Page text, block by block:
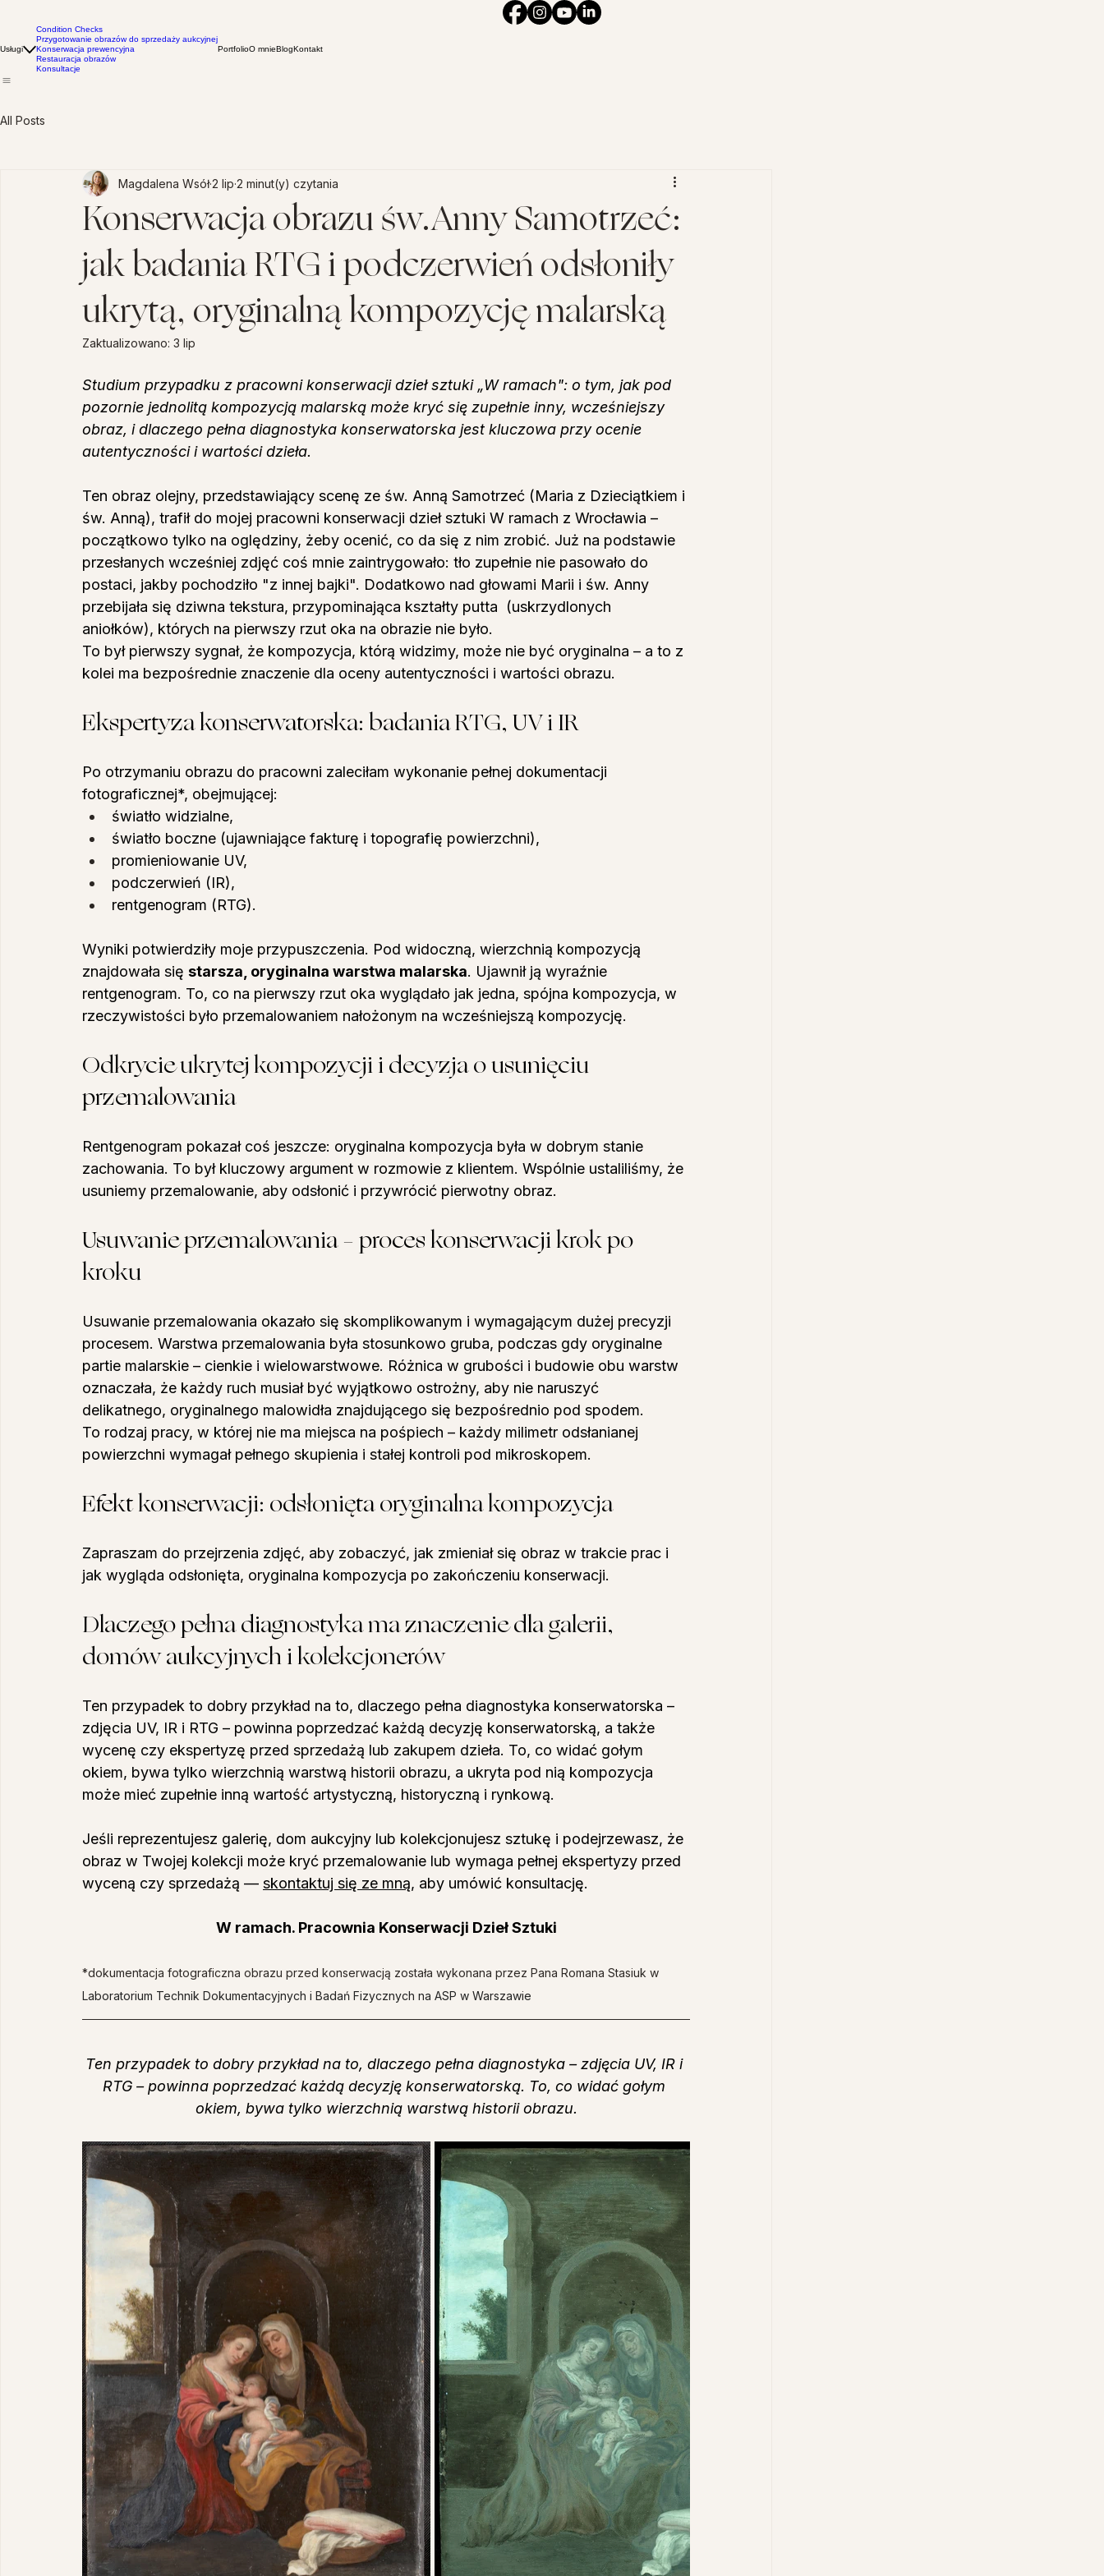
Usługi
Condition Checks
Przygotowanie obrazów do sprzedaży aukcyjnej
Konserwacja prewencyjna
Restauracja obrazów
Konsultacje
PortfolioO mnieBlogKontakt
All Posts
Konserwacja obrazu św.Anny Samotrzeć:
jak badania RTG i podczerwień odsłoniły
ukrytą, oryginalną kompozycję malarską
Magdalena Wsół2 lip 2 minut(y) czytania
Zaktualizowano: 3 lip
Studium przypadku z pracowni konserwacji dzieł sztuki „W ramach": o tym, jak pod
pozornie jednolitą kompozycją malarską może kryć się zupełnie inny, wcześniejszy
obraz, i dlaczego pełna diagnostyka konserwatorska jest kluczowa przy ocenie
autentyczności i wartości dzieła.
Ten obraz olejny, przedstawiający scenę ze św. Anną Samotrzeć (Maria z Dzieciątkiem i
św. Anną), trafił do mojej pracowni konserwacji dzieł sztuki W ramach z Wrocławia –
początkowo tylko na oględziny, żeby ocenić, co da się z nim zrobić. Już na podstawie
przesłanych wcześniej zdjęć coś mnie zaintrygowało: tło zupełnie nie pasowało do
postaci, jakby pochodziło "z innej bajki". Dodatkowo nad głowami Marii i św. Anny
przebijała się dziwna tekstura, przypominająca kształty putta  (uskrzydlonych
aniołków), których na pierwszy rzut oka na obrazie nie było.
To był pierwszy sygnał, że kompozycja, którą widzimy, może nie być oryginalna – a to z
kolei ma bezpośrednie znaczenie dla oceny autentyczności i wartości obrazu.
Ekspertyza konserwatorska: badania RTG, UV i IR
Po otrzymaniu obrazu do pracowni zaleciłam wykonanie pełnej dokumentacji
fotograficznej*, obejmującej:
światło widzialne,
światło boczne (ujawniające fakturę i topografię powierzchni),
promieniowanie UV,
podczerwień (IR),
rentgenogram (RTG).
Wyniki potwierdziły moje przypuszczenia. Pod widoczną, wierzchnią kompozycją
znajdowała się starsza, oryginalna warstwa malarska. Ujawnił ją wyraźnie
rentgenogram. To, co na pierwszy rzut oka wyglądało jak jedna, spójna kompozycja, w
rzeczywistości było przemalowaniem nałożonym na wcześniejszą kompozycję.
Odkrycie ukrytej kompozycji i decyzja o usunięciu
przemalowania
Rentgenogram pokazał coś jeszcze: oryginalna kompozycja była w dobrym stanie
zachowania. To był kluczowy argument w rozmowie z klientem. Wspólnie ustaliliśmy, że
usuniemy przemalowanie, aby odsłonić i przywrócić pierwotny obraz.
Usuwanie przemalowania – proces konserwacji krok po
kroku
Usuwanie przemalowania okazało się skomplikowanym i wymagającym dużej precyzji
procesem. Warstwa przemalowania była stosunkowo gruba, podczas gdy oryginalne
partie malarskie – cienkie i wielowarstwowe. Różnica w grubości i budowie obu warstw
oznaczała, że każdy ruch musiał być wyjątkowo ostrożny, aby nie naruszyć
delikatnego, oryginalnego malowidła znajdującego się bezpośrednio pod spodem.
To rodzaj pracy, w której nie ma miejsca na pośpiech – każdy milimetr odsłanianej
powierzchni wymagał pełnego skupienia i stałej kontroli pod mikroskopem.
Efekt konserwacji: odsłonięta oryginalna kompozycja
Zapraszam do przejrzenia zdjęć, aby zobaczyć, jak zmieniał się obraz w trakcie prac i
jak wygląda odsłonięta, oryginalna kompozycja po zakończeniu konserwacji.
Dlaczego pełna diagnostyka ma znaczenie dla galerii,
domów aukcyjnych i kolekcjonerów
Ten przypadek to dobry przykład na to, dlaczego pełna diagnostyka konserwatorska –
zdjęcia UV, IR i RTG – powinna poprzedzać każdą decyzję konserwatorską, a także
wycenę czy ekspertyzę przed sprzedażą lub zakupem dzieła. To, co widać gołym
okiem, bywa tylko wierzchnią warstwą historii obrazu, a ukryta pod nią kompozycja
może mieć zupełnie inną wartość artystyczną, historyczną i rynkową.
Jeśli reprezentujesz galerię, dom aukcyjny lub kolekcjonujesz sztukę i podejrzewasz, że
obraz w Twojej kolekcji może kryć przemalowanie lub wymaga pełnej ekspertyzy przed
wyceną czy sprzedażą — skontaktuj się ze mną, aby umówić konsultację.
W ramach. Pracownia Konserwacji Dzieł Sztuki
*dokumentacja fotograficzna obrazu przed konserwacją została wykonana przez Pana Romana Stasiuk w
Laboratorium Technik Dokumentacyjnych i Badań Fizycznych na ASP w Warszawie
Ten przypadek to dobry przykład na to, dlaczego pełna diagnostyka – zdjęcia UV, IR i
RTG – powinna poprzedzać każdą decyzję konserwatorską. To, co widać gołym
okiem, bywa tylko wierzchnią warstwą historii obrazu.